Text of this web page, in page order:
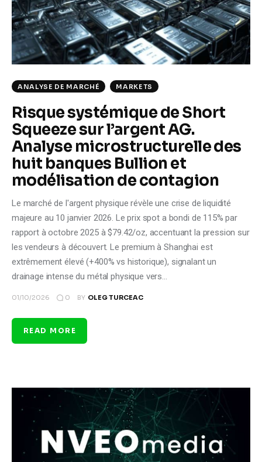
Climate
Markets
Tech
Shop
ANALYSE DE MARCHÉ MARKETS
Risque systémique de Short
Squeeze sur l’argent AG.
Analyse microstructurelle des
huit banques Bullion et
modélisation de contagion
Le marché de l'argent physique révèle une crise de liquidité
majeure au 10 janvier 2026. Le prix spot a bondi de 115% par
rapport à octobre 2025 à $79.42/oz, accentuant la pression sur
les vendeurs à découvert. Le premium à Shanghai est
extrêmement élevé (+400% vs historique), signalant un
drainage intense du métal physique vers…
01/10/2026 0 BY OLEG TURCEAC
READ MORE